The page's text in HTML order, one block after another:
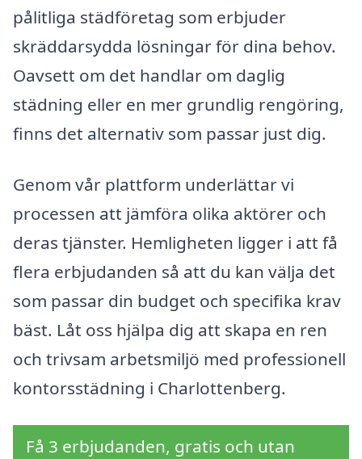
pålitliga städföretag som erbjuder
skräddarsydda lösningar för dina behov.
Oavsett om det handlar om daglig
städning eller en mer grundlig rengöring,
finns det alternativ som passar just dig.
Genom vår plattform underlättar vi
processen att jämföra olika aktörer och
deras tjänster. Hemligheten ligger i att få
flera erbjudanden så att du kan välja det
som passar din budget och specifika krav
bäst. Låt oss hjälpa dig att skapa en ren
och trivsam arbetsmiljö med professionell
kontorsstädning i Charlottenberg.
Få 3 erbjudanden, gratis och utan